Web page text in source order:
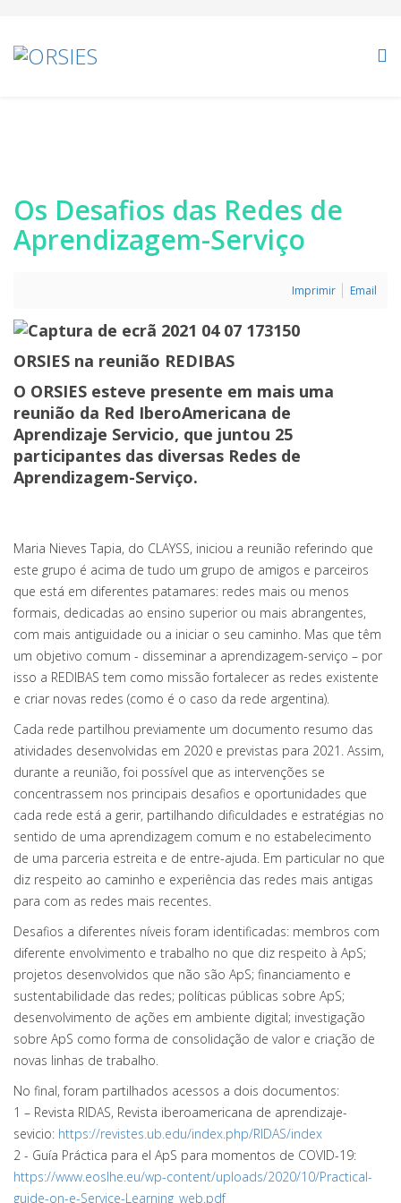
Os Desafios das Redes de
Aprendizagem-Serviço
Imprimir Email
ORSIES na reunião REDIBAS
O ORSIES esteve presente em mais uma
reunião da Red IberoAmericana de
Aprendizaje Servicio, que juntou 25
participantes das diversas Redes de
Aprendizagem-Serviço.
Maria Nieves Tapia, do CLAYSS, iniciou a reunião referindo que
este grupo é acima de tudo um grupo de amigos e parceiros
que está em diferentes patamares: redes mais ou menos
formais, dedicadas ao ensino superior ou mais abrangentes,
com mais antiguidade ou a iniciar o seu caminho. Mas que têm
um objetivo comum - disseminar a aprendizagem-serviço – por
isso a REDIBAS tem como missão fortalecer as redes existente
e criar novas redes (como é o caso da rede argentina).
Cada rede partilhou previamente um documento resumo das
atividades desenvolvidas em 2020 e previstas para 2021. Assim,
durante a reunião, foi possível que as intervenções se
concentrassem nos principais desafios e oportunidades que
cada rede está a gerir, partilhando dificuldades e estratégias no
sentido de uma aprendizagem comum e no estabelecimento
de uma parceria estreita e de entre-ajuda. Em particular no que
diz respeito ao caminho e experiência das redes mais antigas
para com as redes mais recentes.
Desafios a diferentes níveis foram identificadas: membros com
diferente envolvimento e trabalho no que diz respeito à ApS;
projetos desenvolvidos que não são ApS; financiamento e
sustentabilidade das redes; políticas públicas sobre ApS;
desenvolvimento de ações em ambiente digital; investigação
sobre ApS como forma de consolidação de valor e criação de
novas linhas de trabalho.
No final, foram partilhados acessos a dois documentos:
1 – Revista RIDAS, Revista iberoamericana de aprendizaje-
sevicio: https://revistes.ub.edu/index.php/RIDAS/index
2 - Guía Práctica para el ApS para momentos de COVID-19:
https://www.eoslhe.eu/wp-content/uploads/2020/10/Practical-
guide-on-e-Service-Learning_web.pdf